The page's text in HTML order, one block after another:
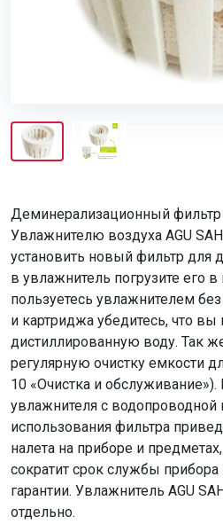
Деминерализационный
Увлажнителю воздуха AGU
установить новый фильтр для
в увлажнитель погрузите его
пользуетесь увлажнителем
и картриджа убедитесь, что вы
дистиллированную воду. Так
регулярную очистку емкости
10 «Очистка и
увлажнителя с водопроводной
использования фильтра
налета на приборе и
сократит срок службы прибора
гарантии. Увлажнитель AGU
отдельно.